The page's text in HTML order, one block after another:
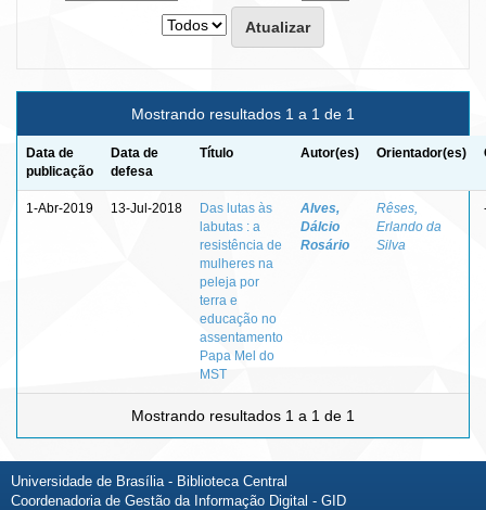
Mostrando resultados 1 a 1 de 1
Data de
publicação
Data de
defesa
Título Autor(es) Orientador(es)
1-Abr-2019 13-Jul-2018
Das lutas às
labutas : a
resistência de
mulheres na
peleja por
terra e
educação no
assentamento
Papa Mel do
MST
Alves,
Dálcio
Rosário
Rêses,
Erlando da
Silva
Mostrando resultados 1 a 1 de 1
Universidade de Brasília - Biblioteca Central
Coordenadoria de Gestão da Informação Digital - GID